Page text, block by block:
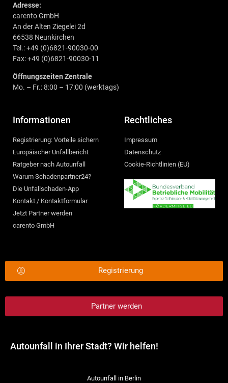
Adresse:
carento GmbH
An der Alten Ziegelei 2d
66538 Neunkirchen
Tel.: +49 (0)6821-90030-00
Fax: +49 (0)6821-90030-11
Öffnungszeiten Zentrale
Mo. – Fr.: 8:00 – 17:00 (werktags)
Informationen
Registrierung: Vorteile sichern
Europäischer Unfallbericht
Ratgeber nach Autounfall
Warum Schadenpartner24?
Die Unfallschaden-App
Kontakt / Kontaktformular
Jetzt Partner werden
carento GmbH
Rechtliches
Impressum
Datenschutz
Cookie-Richtlinien (EU)
Registrierung
Partner werden
Autounfall in Ihrer Stadt? Wir helfen!
Autounfall in Berlin